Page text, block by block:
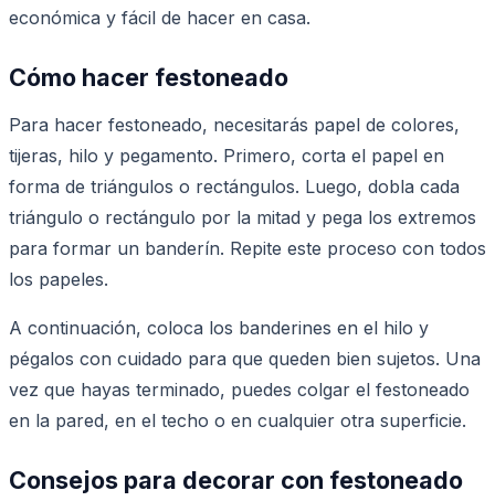
económica y fácil de hacer en casa.
Cómo hacer festoneado
Para hacer festoneado, necesitarás papel de colores,
tijeras, hilo y pegamento. Primero, corta el papel en
forma de triángulos o rectángulos. Luego, dobla cada
triángulo o rectángulo por la mitad y pega los extremos
para formar un banderín. Repite este proceso con todos
los papeles.
A continuación, coloca los banderines en el hilo y
pégalos con cuidado para que queden bien sujetos. Una
vez que hayas terminado, puedes colgar el festoneado
en la pared, en el techo o en cualquier otra superficie.
Consejos para decorar con festoneado